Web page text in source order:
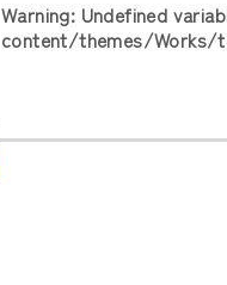
Warning: Undefined
content/themes/Works/